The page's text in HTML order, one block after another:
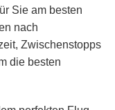
Sie am besten
nach
Zwischenstopps
die besten